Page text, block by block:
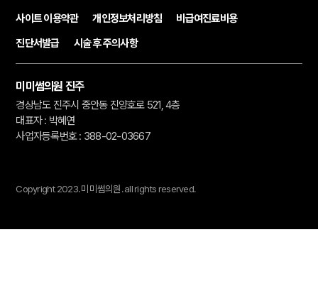
사이트 이용약관 개인정보처리방침
비급여진료비용
진단서발급
시술 후 주의사항
미미썸의원 진주
경상남도 진주시 중안동 진양호로 521, 4층
대표자 : 박혜연
사업자등록번호 : 388-02-03667
Copyright 2023.미미썸의원.all rights reserved.